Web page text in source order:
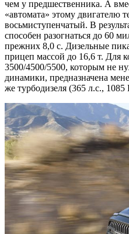
чем у предшественника. А
«автомата» этому двигателю
восьмиступенчатый. В
способен разогнаться до 60
прежних 8,0 с. Дизельные
прицеп массой до 16,6 т. Для
3500/4500/5500, которым не
динамики, предназначена
же турбодизеля (365 л.с.,